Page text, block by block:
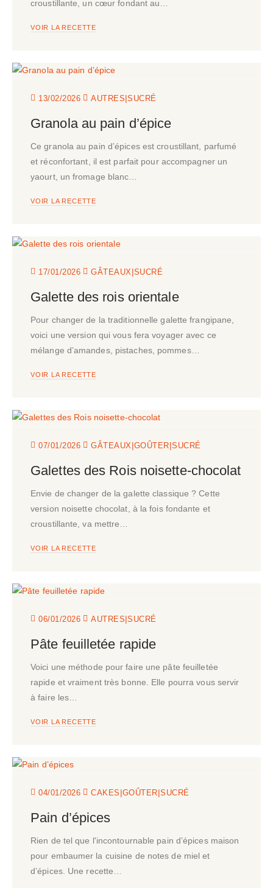
croustillante, un cœur fondant au…
VOIR LA RECETTE
13/02/2026 AUTRES|SUCRÉ
Granola au pain d’épice
Ce granola au pain d’épices est croustillant, parfumé
et réconfortant, il est parfait pour accompagner un
yaourt, un fromage blanc…
VOIR LA RECETTE
17/01/2026 GÂTEAUX |SUCRÉ
Galette des rois orientale
Pour changer de la traditionnelle galette frangipane,
voici une version qui vous fera voyager avec ce
mélange d’amandes, pistaches, pommes…
VOIR LA RECETTE
07/01/2026 GÂTEAUX |GOÛTER|SUCRÉ
Galettes des Rois noisette-chocolat
Envie de changer de la galette classique ? Cette
version noisette chocolat, à la fois fondante et
croustillante, va mettre…
VOIR LA RECETTE
06/01/2026 AUTRES|SUCRÉ
Pâte feuilletée rapide
Voici une méthode pour faire une pâte feuilletée
rapide et vraiment très bonne. Elle pourra vous servir
à faire les…
VOIR LA RECETTE
04/01/2026 CAKES |GOÛTER|SUCRÉ
Pain d’épices
Rien de tel que l'incontournable pain d’épices maison
pour embaumer la cuisine de notes de miel et
d’épices. Une recette…